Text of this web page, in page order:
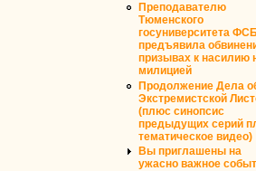
Преподавателю
Тюменского
госуниверситета
предъявила
призывах к насилию
милицией
Продолжение Дела
Экстремистской
(плюс синопсис
предыдущих серий
тематическое видео)
Вы приглашены на
ужасно важное